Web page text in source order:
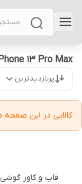
13 Pro Max
پربازدیدترین
کالایی در این
قاب و کاور گوشی